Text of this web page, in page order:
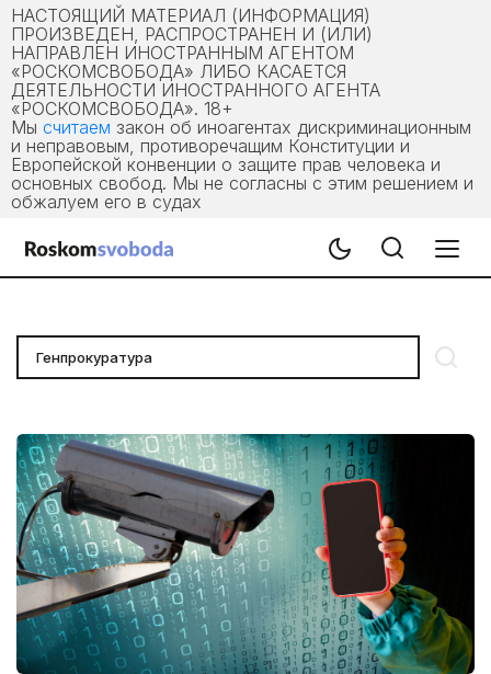
НАСТОЯЩИЙ МАТЕРИАЛ (ИНФОРМАЦИЯ)
ПРОИЗВЕДЕН, РАСПРОСТРАНЕН И (ИЛИ)
НАПРАВЛЕН ИНОСТРАННЫМ АГЕНТОМ
«РОСКОМСВОБОДА» ЛИБО КАСАЕТСЯ
ДЕЯТЕЛЬНОСТИ ИНОСТРАННОГО АГЕНТА
«РОСКОМСВОБОДА». 18+
Мы считаем закон об иноагентах дискриминационным
и неправовым, противоречащим Конституции и
Европейской конвенции о защите прав человека и
основных свобод. Мы не согласны с этим решением и
обжалуем его в судах